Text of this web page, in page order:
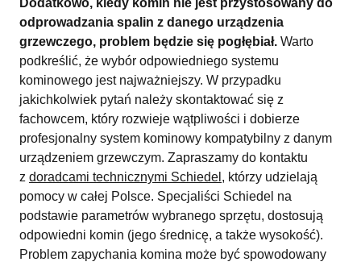
Dodatkowo, kiedy komin nie jest przystosowany do
odprowadzania spalin z danego urządzenia
grzewczego, problem będzie się pogłębiał. Warto
podkreślić, że wybór odpowiedniego systemu
kominowego jest najważniejszy. W przypadku
jakichkolwiek pytań należy skontaktować się z
fachowcem, który rozwieje wątpliwości i dobierze
profesjonalny system kominowy kompatybilny z danym
urządzeniem grzewczym. Zapraszamy do kontaktu
z doradcami technicznymi Schiedel , którzy udzielają
pomocy w całej Polsce. Specjaliści Schiedel na
podstawie parametrów wybranego sprzętu, dostosują
odpowiedni komin (jego średnicę, a także wysokość).
Problem zapychania komina może być spowodowany